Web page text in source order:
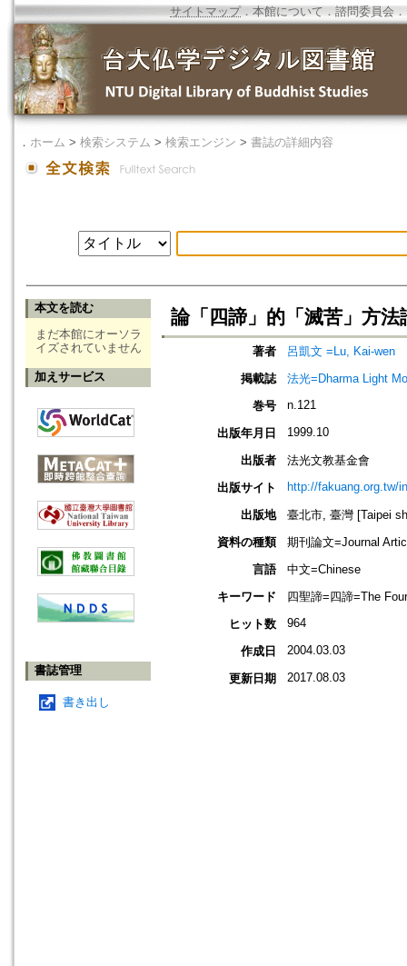
サイトマップ．本館について ． 諮問委員会 ．
． ホーム > 検索システム > 検索エンジン > 書誌の詳細内容
本文を読む
まだ本館にオーソラ
イズされていません
加えサービス
書誌管理
書き出し
論「四諦」的「滅苦」方法
著者
呂凱文 =Lu, Kai-wen
掲載誌
法光=Dharma Light
巻号
n.121
出版年月日 1999.10
出版者
法光文教基金會
出版サイト
http://fakuang.org.tw/
出版地
臺北市, 臺灣 [Taipei
資料の種類
期刊論文=Journal
言語
中文=Chinese
キーワード
四聖諦=四諦=The
ヒット数
964
作成日 2004.03.03
更新日期 2017.08.03